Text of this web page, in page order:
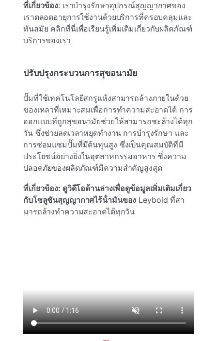
ที่เกี่ยวข้อง: เราบํารุงรักษาอุปกรณ์สุญญากาศของ
เราตลอดอายุการใช้งานด้วยบริการที่ครอบคลุมและ
ทันสมัย คลิกที่นี่เพื่อเรียนรู้เพิ่มเติมเกี่ยวกับผลิตภัณฑ์
บริการของเรา
ปรับปรุงกระบวนการสุขอนามัย
ปั๊มที่ใช้เทคโนโลยีสกรูแห้งสามารถล้างภายในด้วย
ของเหลวที่เหมาะสมเพื่อการทําความสะอาดได้ การ
ออกแบบที่ถูกสุขอนามัยช่วยให้สามารถชะล้างได้ทุก
วัน ซึ่งช่วยลดเวลาหยุดทํางาน การบํารุงรักษา และ
การซ่อมแซมปั๊มที่มีต้นทุนสูง ซึ่งเป็นคุณสมบัติที่มี
ประโยชน์อย่างยิ่งในอุตสาหกรรมอาหาร ซึ่งความ
ปลอดภัยของผลิตภัณฑ์มีความสําคัญสูงสุด
ที่เกี่ยวข้อง: ดูวิดีโอด้านล่างเพื่อดูข้อมูลเพิ่มเติมเกี่ยว
กับโซลูชันสุญญากาศไร้น้ํามันของ Leybold ที่สา
มารถล้างทําความสะอาดได้ทุกวัน